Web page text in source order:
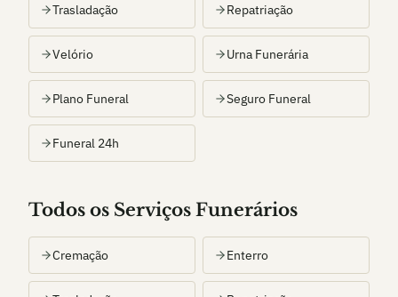
Trasladação Repatriação
Velório Urna Funerária
Plano Funeral Seguro Funeral
Funeral 24h
Todos os Serviços Funerários
Cremação Enterro